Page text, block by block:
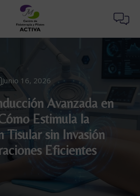
Junio 16, 2026
Avanzada en
Estimula la
Tisular sin Invasión
Eficientes